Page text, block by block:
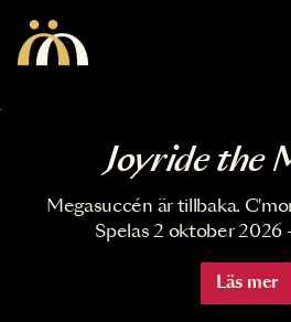
Joyride the
Megasuccén är tillbaka.
Spelas 2 oktober 2026
Läs mer